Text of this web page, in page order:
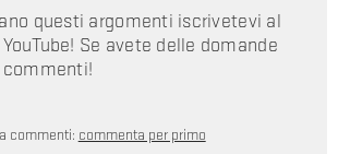
questi argomenti iscrivetevi al
Se avete delle domande
commenti: commenta per primo